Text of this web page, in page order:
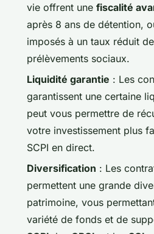
vie offrent une fiscalité
après 8 ans de détention,
imposés à un taux réduit
prélèvements sociaux.
Liquidité garantie : Les
garantissent une certaine
peut vous permettre de
votre investissement plus
SCPI en direct.
Diversification : Les
permettent une grande
patrimoine, vous
variété de fonds et de